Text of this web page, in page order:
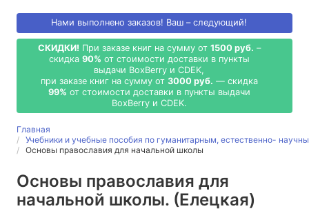
Нами выполнено заказов! Ваш – следующий!
СКИДКИ! При заказе книг на сумму от 1500 руб. –
скидка 90% от стоимости доставки в пункты
выдачи BoxBerry и CDEK,
при заказе книг на сумму от 3000 руб. — скидка
99% от стоимости доставки в пункты выдачи
BoxBerry и CDEK.
Главная
Учебники и учебные пособия по гуманитарным, естественно-
Основы православия для начальной школы
Основы православия для
начальной школы. (Елецкая)